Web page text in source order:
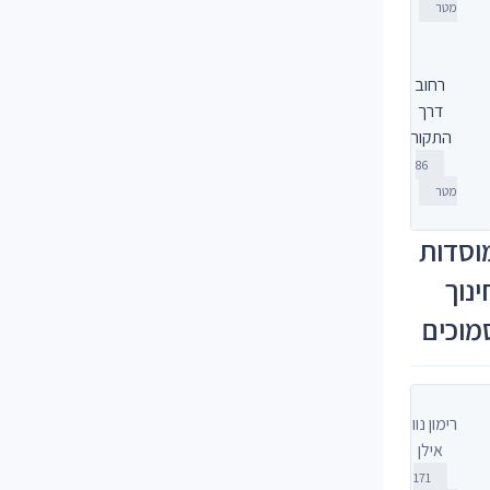
מטר
רחוב
דרך
התקוה
86
מטר
רימון נווה
אילן
171